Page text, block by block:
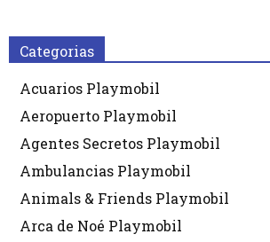
Categorias
Acuarios Playmobil
Aeropuerto Playmobil
Agentes Secretos Playmobil
Ambulancias Playmobil
Animals & Friends Playmobil
Arca de Noé Playmobil